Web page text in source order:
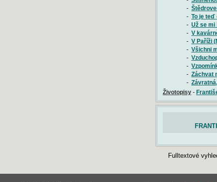
-
- To je teď
- Už se
- V
- V Paříži
- Všichni
-
-
- Záchvat
-
Životopisy -
Fulltextové